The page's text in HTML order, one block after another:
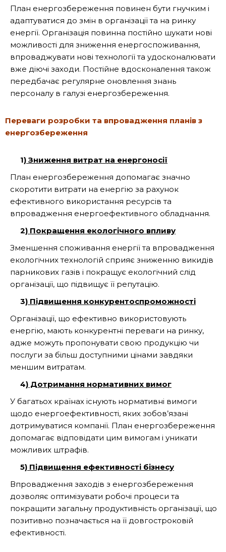
План енергозбереження повинен бути гнучким і
адаптуватися до змін в організації та на ринку
енергії. Організація повинна постійно шукати нові
можливості для зниження енергоспоживання,
впроваджувати нові технології та удосконалювати
вже діючі заходи. Постійне вдосконалення також
передбачає регулярне оновлення знань
персоналу в галузі енергозбереження.
Переваги розробки та впровадження планів з
енергозбереження
1) Зниження витрат на енергоносії
План енергозбереження допомагає значно
скоротити витрати на енергію за рахунок
ефективного використання ресурсів та
впровадження енергоефективного обладнання.
2) Покращення екологічного впливу
Зменшення споживання енергії та впровадження
екологічних технологій сприяє зниженню викидів
парникових газів і покращує екологічний слід
організації, що підвищує її репутацію.
3) Підвищення конкурентоспроможності
Організації, що ефективно використовують
енергію, мають конкурентні переваги на ринку,
адже можуть пропонувати свою продукцію чи
послуги за більш доступними цінами завдяки
меншим витратам.
4) Дотримання нормативних вимог
У багатьох країнах існують нормативні вимоги
щодо енергоефективності, яких зобов’язані
дотримуватися компанії. План енергозбереження
допомагає відповідати цим вимогам і уникати
можливих штрафів.
5) Підвищення ефективності бізнесу
Впровадження заходів з енергозбереження
дозволяє оптимізувати робочі процеси та
покращити загальну продуктивність організації, що
позитивно позначається на її довгостроковій
ефективності.